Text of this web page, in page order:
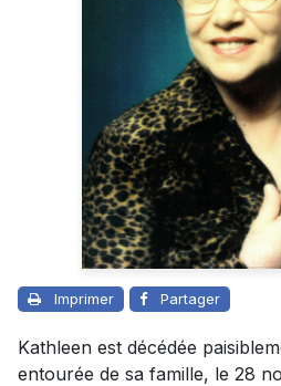
Imprimer Partager
Kathleen est décédée
entourée de sa famille, le 28